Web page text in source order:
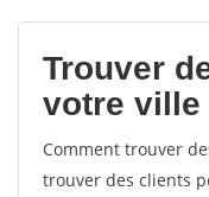
Trouver
votre ville
Comment trouver
trouver des clients